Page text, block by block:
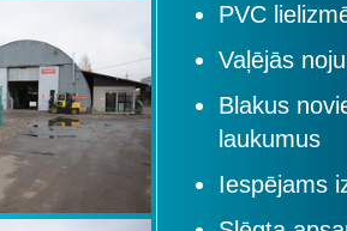
PVC
Vaļējās
Blakus
laukumus
Iespējams